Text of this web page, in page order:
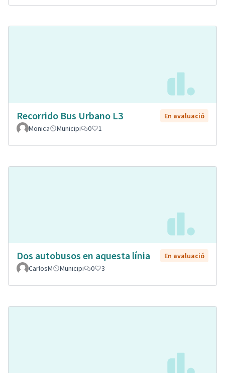
Recorrido Bus Urbano L3
En avaluació
Monica
Municipi 0 1
Dos autobusos en aquesta línia
En avaluació
CarlosM
Municipi 0 3